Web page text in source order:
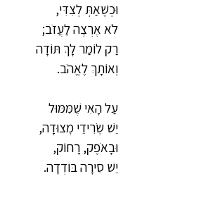
וּכְשֶׁאַתְּ לְצִדִּי,
לֹא אֶרְצֶה לַעֲזֹב;
רַק לוֹמַר לָךְ תּוֹדָה
וְאוֹתָךְ לֶאֱהֹב.
עַל הָאִי שֶׁמִּמּוּל
יֵשׁ שְׂרִידֵי מְצוּדָה,
וּבָאֹפֶק, רָחוֹק,
יֵשׁ סִירָה בּוֹדְדָה.